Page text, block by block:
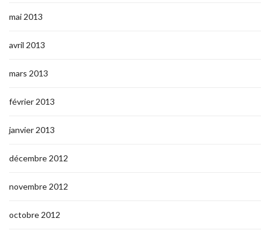
mai 2013
avril 2013
mars 2013
février 2013
janvier 2013
décembre 2012
novembre 2012
octobre 2012